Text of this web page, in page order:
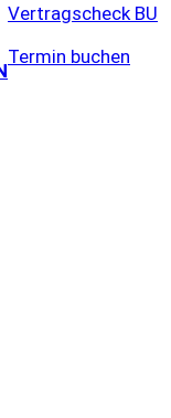
Vertragscheck BU
Termin buchen